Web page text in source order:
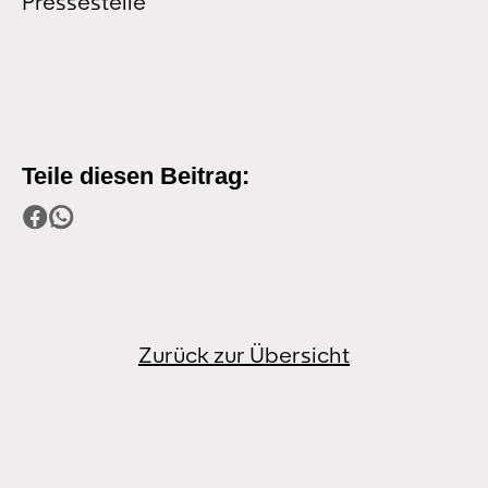
Teile diesen Beitrag:
Zurück zur Übersicht